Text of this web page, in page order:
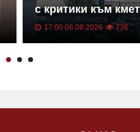
с критики към
закъснялото
17:00 06.08.2026 736